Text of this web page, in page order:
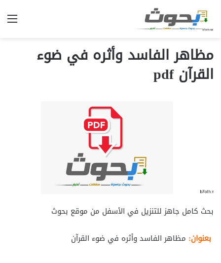
مظاهر الفاسد وأثره في ضوء
القرآن pdf
بحث كامل جاهز للتنزيل في الأسفل من موقع بحوث
بعنوان: مظاهر الفاسد وأثره في ضوء القرآن